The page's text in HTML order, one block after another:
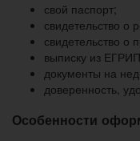
свой паспорт;
свидетельство о
свидетельство о
выписку из
документы на
доверенность,
Особенности